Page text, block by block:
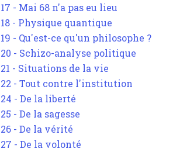
17 - Mai 68 n'a pas eu lieu
18 - Physique quantique
19 - Qu'est-ce qu'un philosophe ?
20 - Schizo-analyse politique
21 - Situations de la vie
22 - Tout contre l'institution
24 - De la liberté
25 - De la sagesse
26 - De la vérité
27 - De la volonté